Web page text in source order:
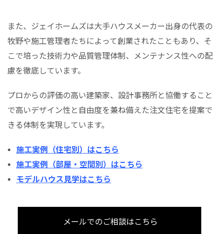
また、ジェイホームズは大手ハウスメーカー出身の代表の
牧野や施工管理者たちによって創業されたこともあり、そ
こで培った技術力や品質管理体制、メンテナンス性への配
慮を徹底しています。
プロからの評価の高い建築家、設計事務所と協働すること
で高いデザイン性と自由度を兼ね備えた注文住宅を提案で
きる体制を実現しています。
施工実例（住宅別）はこちら
施工実例（部屋・空間別）はこちら
モデルハウス見学はこちら
メールでのご相談はこちら